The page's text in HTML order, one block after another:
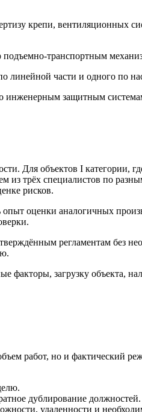
крепи, вентиляционных
транспортным
линейной части и одного по
инженерным защитным
Для объектов I категории,
из трёх специалистов по
рисков.
оценки аналогичных
регламентам без
факторы, загрузку объекта,
работ, но и фактический
дублирование должностей.
удаленности и